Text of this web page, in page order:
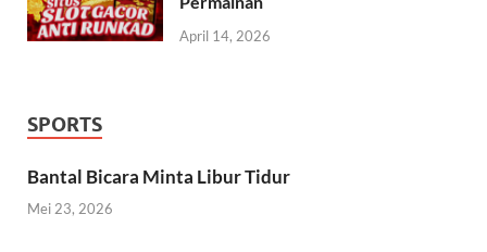
April 14, 2026
SPORTS
Bantal Bicara Minta Libur Tidur
Mei 23, 2026